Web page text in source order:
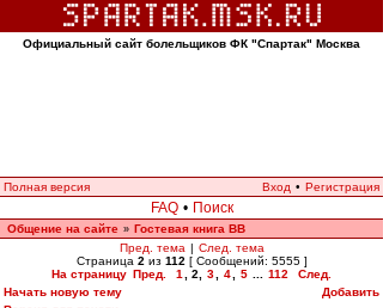
Официальный сайт болельщиков ФК "Спартак" Москва
Полная версия Вход • Регистрация
FAQ • Поиск
Общение на сайте » Гостевая книга ВВ
Пред. тема | След. тема
Страница 2 из 112 [ Сообщений: 5555 ]
На страницу Пред. 1 2 3 4 5 112
След.
Начать новую тему
Добавить